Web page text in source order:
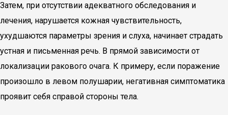
Затем, при отсутствии адекватного обследования и
лечения, нарушается кожная чувствительность,
ухудшаются параметры зрения и слуха, начинает страдать
устная и письменная речь. В прямой зависимости от
локализации ракового очага. К примеру, если поражение
произошло в левом полушарии, негативная симптоматика
проявит себя справой стороны тела.